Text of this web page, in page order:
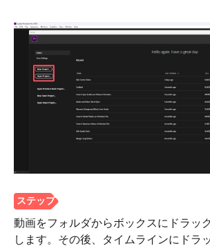
動画をフォルダからボックスにドラッ
します。その後、タイムラインにドラ